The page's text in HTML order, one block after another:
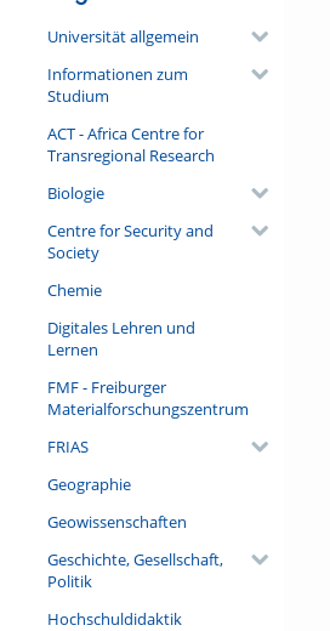
Universität allgemein
Informationen zum
Studium
ACT - Africa Centre for
Transregional Research
Biologie
Centre for Security and
Society
Chemie
Digitales Lehren und
Lernen
FMF - Freiburger
Materialforschungszentrum
FRIAS
Geographie
Geowissenschaften
Geschichte, Gesellschaft,
Politik
Hochschuldidaktik